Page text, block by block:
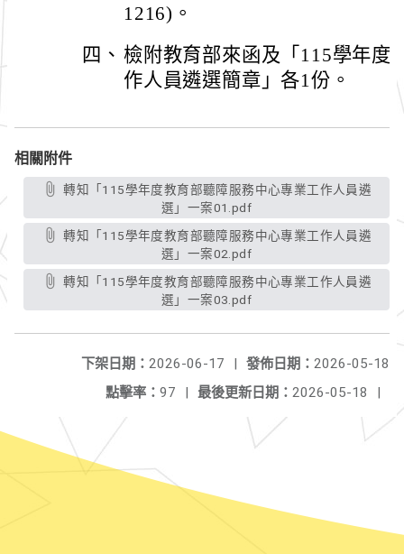
1216)。
四、 檢附教育部來函及「115學年度
作人員遴選簡章」各1份。
相關附件
轉知「115學年度教育部聽障服務中心專業工作人員遴
選」一案01.pdf
轉知「115學年度教育部聽障服務中心專業工作人員遴
選」一案02.pdf
轉知「115學年度教育部聽障服務中心專業工作人員遴
選」一案03.pdf
發佈日期： 2026-05-18
下架日期： 2026-06-17
|
最後更新日期： 2026-05-18 |
點擊率： 97 |